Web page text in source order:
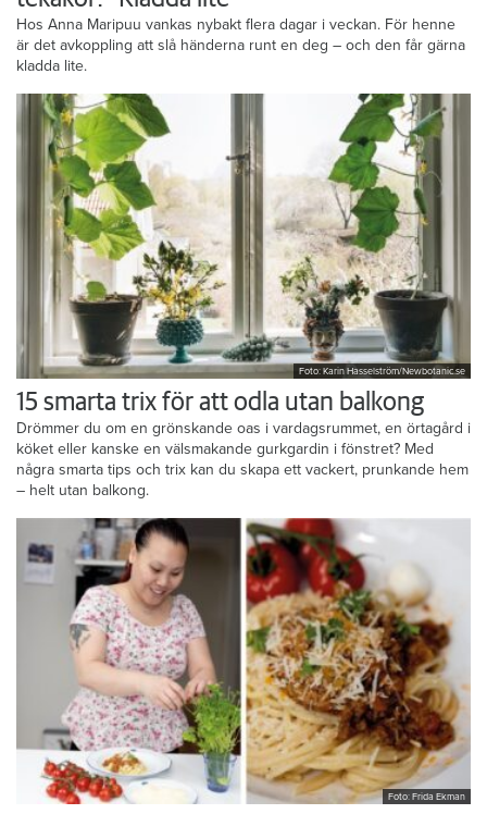
Hos Anna Maripuu vankas nybakt flera dagar i veckan. För henne
är det avkoppling att slå händerna runt en deg – och den får gärna
kladda lite.
Foto: Karin Hasselström/Newbotanic.se
15 smarta trix för att odla utan balkong
Drömmer du om en grönskande oas i vardagsrummet, en örtagård i
köket eller kanske en välsmakande gurkgardin i fönstret? Med
några smarta tips och trix kan du skapa ett vackert, prunkande hem
– helt utan balkong.
Foto: Frida Ekman